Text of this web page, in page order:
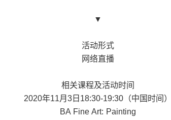
▼
活动形式
网络直播
相关课程及活动时间
2020年11月3日18:30-19:30（中国时间）
BA Fine Art: Painting